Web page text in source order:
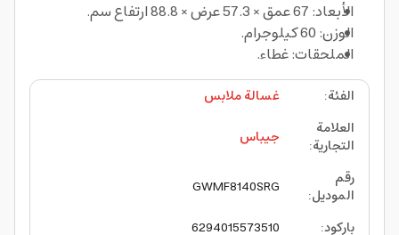
الأبعاد: 67 عمق × 57.3 عرض × 88.8 ارتفاع سم.
الوزن: 60 كيلوجرام.
الملحقات: غطاء.
الفئة:
غسالة ملابس
العلامة
التجارية:
جيباس
رقم
الموديل:
GWMF8140SRG
باركود:
6294015573510